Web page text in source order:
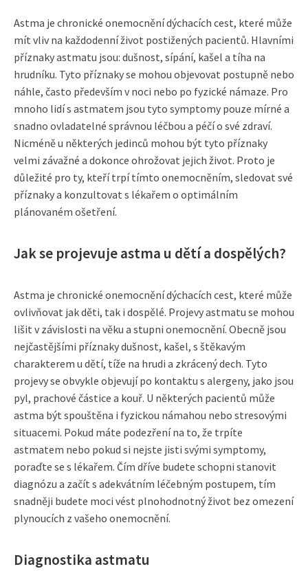
Astma je chronické onemocnění dýchacích cest, které může
mít vliv na každodenní život postižených pacientů. Hlavními
příznaky astmatu jsou: dušnost, sípání, kašel a tíha na
hrudníku. Tyto příznaky se mohou objevovat postupně nebo
náhle, často především v noci nebo po fyzické námaze. Pro
mnoho lidí s astmatem jsou tyto symptomy pouze mírné a
snadno ovladatelné správnou léčbou a péčí o své zdraví.
Nicméně u některých jedinců mohou být tyto příznaky
velmi závažné a dokonce ohrožovat jejich život. Proto je
důležité pro ty, kteří trpí tímto onemocněním, sledovat své
příznaky a konzultovat s lékařem o optimálním
plánovaném ošetření.
Jak se projevuje astma u dětí a dospělých?
Astma je chronické onemocnění dýchacích cest, které může
ovlivňovat jak děti, tak i dospělé. Projevy astmatu se mohou
lišit v závislosti na věku a stupni onemocnění. Obecně jsou
nejčastějšími příznaky dušnost, kašel, s štěkavým
charakterem u dětí, tíže na hrudi a zkrácený dech. Tyto
projevy se obvykle objevují po kontaktu s alergeny, jako jsou
pyl, prachové částice a kouř. U některých pacientů může
astma být spouštěna i fyzickou námahou nebo stresovými
situacemi. Pokud máte podezření na to, že trpíte
astmatem nebo pokud si nejste jisti svými symptomy,
poraďte se s lékařem. Čím dříve budete schopni stanovit
diagnózu a začít s adekvátním léčebným postupem, tím
snadněji budete moci vést plnohodnotný život bez omezení
plynoucích z vašeho onemocnění.
Diagnostika astmatu